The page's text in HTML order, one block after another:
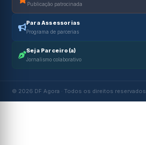
Publicação patrocinada
Para Assessorias
Programa de parcerias
Seja Parceiro(a)
Jornalismo colaborativo
© 2026 DF Agora · Todos os direitos reservados